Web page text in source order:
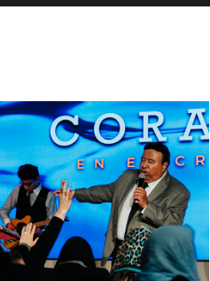
Outlook Live